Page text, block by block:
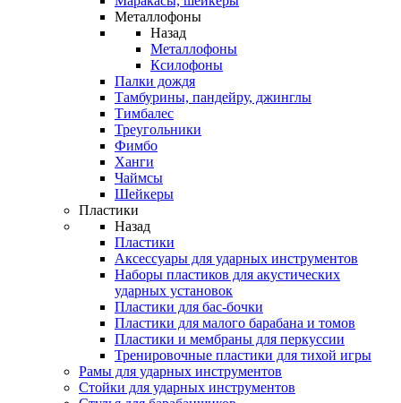
Металлофоны
Назад
Металлофоны
Ксилофоны
Палки дождя
Тамбурины, пандейру, джинглы
Тимбалес
Треугольники
Фимбо
Ханги
Чаймсы
Шейкеры
Пластики
Назад
Пластики
Аксессуары для ударных инструментов
Наборы пластиков для акустических
ударных установок
Пластики для бас-бочки
Пластики для малого барабана и томов
Пластики и мембраны для перкуссии
Тренировочные пластики для тихой игры
Рамы для ударных инструментов
Стойки для ударных инструментов